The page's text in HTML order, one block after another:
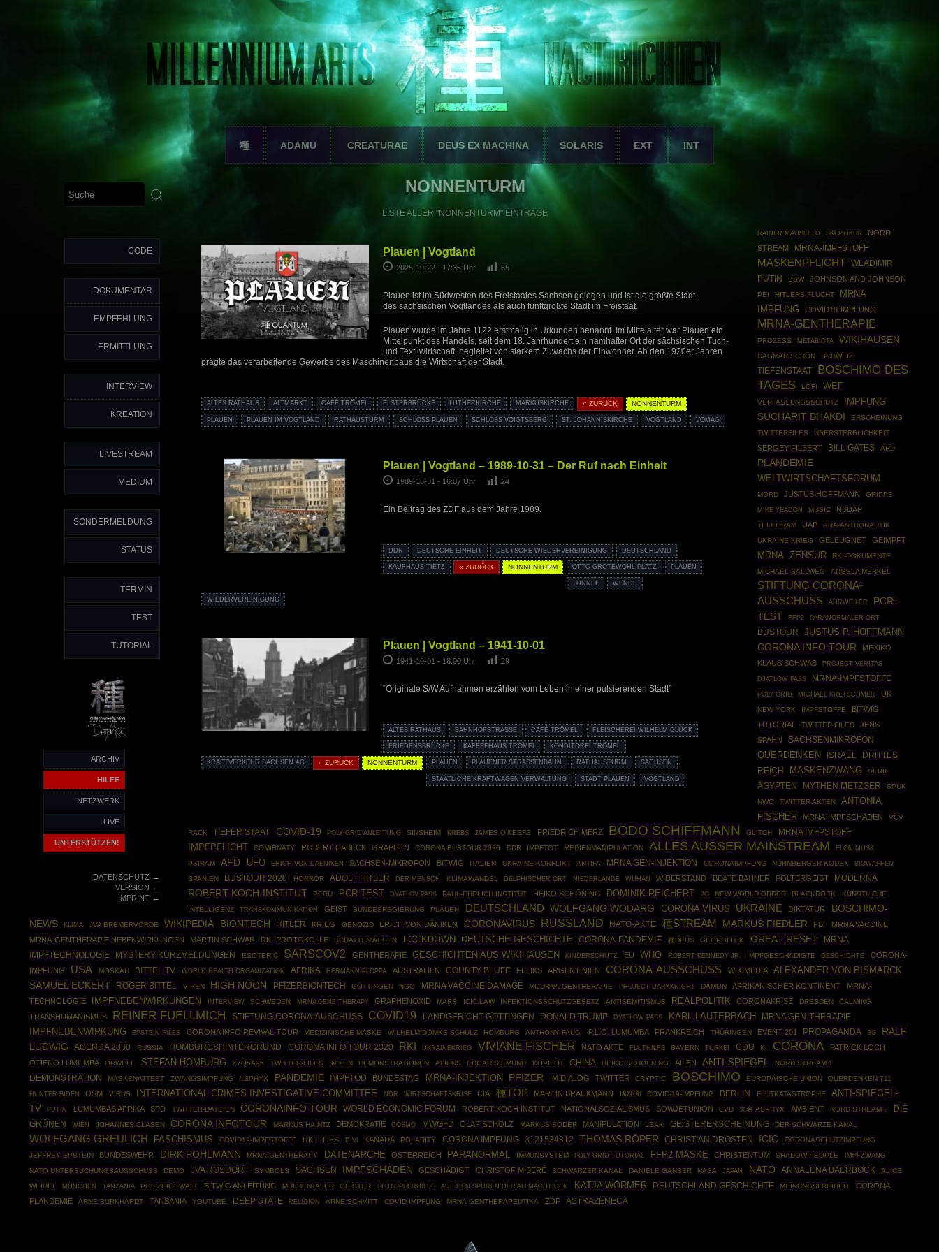
種 ADAMU CREATURAE DEUS EX MACHINA SOLARIS EXT INT
CODE
DOKUMENTAR
EMPFEHLUNG
ERMITTLUNG
INTERVIEW
KREATION
LIVESTREAM
MEDIUM
SONDERMELDUNG
STATUS
TERMIN
TEST
TUTORIAL
ARCHIV
HILFE
NETZWERK
LIVE
UNTERSTÜTZEN!
DATENSCHUTZ←
VERSION ←
IMPRINT←
NONNENTURM
LISTE ALLER "NONNENTURM" EINTRÄGE
Plauen | Vogtland
2025-10-22 - 17:35 Uhr 55
Plauen ist im Südwesten des Freistaates Sachsen gelegen und ist die größte Stadt
des sächsischen Vogtlandes als auch fünftgrößte Stadt im Freistaat.
Plauen wurde im Jahre 1122 erstmalig in Urkunden benannt. Im Mittelalter war Plauen ein
Mittelpunkt des Handels, seit dem 18. Jahrhundert ein namhafter Ort der sächsischen Tuch-
und Textilwirtschaft, begleitet von starkem Zuwachs der Einwohner. Ab den 1920er Jahren
prägte das verarbeitende Gewerbe des Maschinenbaus die Wirtschaft der Stadt.
ALTES RATHAUS ALTMARKT CAFÉ TRÖMEL ELSTERBRÜCKE LUTHERKIRCHE MARKUSKIRCHE « ZURÜCK NONNENTURM
PLAUEN PLAUEN IM VOGTLAND RATHAUSTURM SCHLOSS PLAUEN SCHLOSS VOIGTSBERG ST. JOHANNISKIRCHE VOGTLAND VOMAG
Plauen | Vogtland – 1989-10-31 – Der Ruf nach Einheit
1989-10-31 - 16:07 Uhr 24
Ein Beitrag des ZDF aus dem Jahre 1989.
DDR DEUTSCHE EINHEIT DEUTSCHE WIEDERVEREINIGUNG DEUTSCHLAND
KAUFHAUS TIETZ « ZURÜCK NONNENTURM OTTO-GROTEWOHL-PLATZ PLAUEN
TUNNEL WENDE
WIEDERVEREINIGUNG
Plauen | Vogtland – 1941-10-01
1941-10-01 - 18:00 Uhr 29
“Originale S/W Aufnahmen erzählen vom Leben in einer pulsierenden Stadt”
ALTES RATHAUS BAHNHOFSTRASSE CAFÉ TRÖMEL FLEISCHEREI WILHELM GLÜCK
FRIEDENSBRÜCKE KAFFEEHAUS TRÖMEL KONDITOREI TRÖMEL
KRAFTVERKEHR SACHSEN AG « ZURÜCK NONNENTURM PLAUEN PLAUENER STRASSENBAHN RATHAUSTURM SACHSEN
STAATLICHE KRAFTWAGEN VERWALTUNG STADT PLAUEN VOGTLAND
RAINER MAUSFELD SKEPTIKER
NORD
STREAM
MRNA-IMPFSTOFF
MASKENPFLICHT
WLADIMIR
PUTIN
BSW JOHNSON AND JOHNSON
PEI HITLERS FLUCHT
MRNA
IMPFUNG
COVID19-IMPFUNG
MRNA-GENTHERAPIE
PROZESS METABIOTA WIKIHAUSEN
DAGMAR SCHÖN SCHWEIZ
TIEFENSTAAT
BOSCHIMO DES
TAGES
LOFI WEF
VERFASSUNGSSCHUTZ IMPFUNG
SUCHARIT BHAKDI
ERSCHEINUNG
TWITTERFILES
ÜBERSTERBLICHKEIT
SERGEY FILBERT BILL GATES ARD
PLANDEMIE
WELTWIRTSCHAFTSFORUM
MORD JUSTUS HOFFMANN GRIPPE
MIKE YEADON MUSIC NSDAP
TELEGRAM UAP
PRÄ-ASTRONAUTIK
UKRAINE-KRIEG
GELEUGNET GEIMPFT
MRNA ZENSUR
RKI-DOKUMENTE
MICHAEL BALLWEG
ANGELA MERKEL
STIFTUNG CORONA-
AUSSCHUSS
AHRWEILER
PCR-
TEST
FFP2 PARANORMALER ORT
BUSTOUR JUSTUS P. HOFFMANN
CORONA INFO TOUR
MEXIKO
KLAUS SCHWAB
PROJECT VERITAS
DJATLOW PASS MRNA-IMPFSTOFFE
POLY GRID MICHAEL KRETSCHMER UK
NEW YORK IMPFSTOFFE
BITWIG
TUTORIAL
TWITTER FILES
JENS
SPAHN
SACHSENMIKROFON
QUERDENKEN
ISRAEL
DRITTES
REICH
MASKENZWANG SERIE
ÄGYPTEN MYTHEN METZGER
SPUK
NWO
TWITTER AKTEN
ANTONIA
FISCHER
MRNA-IMPFSCHADEN
VCV
RACK
TIEFER STAAT COVID-19 POLY GRID ANLEITUNG SINSHEIM KREBS JAMES O'KEEFE FRIEDRICH MERZ BODO SCHIFFMANN GLITCH MRNA IMFPSTOFF
IMPFPFLICHT COMIRNATY ROBERT HABECK GRAPHEN CORONA BUSTOUR 2020 DDR IMPFTOT MEDIENMANIPULATION ALLES AUSSER MAINSTREAM ELON MUSK
PSIRAM AFD UFO ERICH VON DAENIKEN SACHSEN-MIKROFON BITWIG ITALIEN UKRAINE-KONFLIKT ANTIFA MRNA GEN-INJEKTION CORONAIMPFUNG NÜRNBERGER KODEX
BIOWAFFEN
SPANIEN
BUSTOUR 2020 HORROR ADOLF HITLER DER MENSCH KLIMAWANDEL DELPHISCHER ORT NIEDERLANDE WUHAN WIDERSTAND BEATE BAHNER POLTERGEIST MODERNA
ROBERT KOCH-INSTITUT PERU PCR TEST DYATLOV PASS PAUL-EHRLICH INSTITUT HEIKO SCHÖNING DOMINIK REICHERT 2G NEW WORLD ORDER BLACKROCK
KÜNSTLICHE
INTELLIGENZ
TRANSKOMMUNIKATION GEIST BUNDESREGIERUNG PLAUEN DEUTSCHLAND WOLFGANG WODARG CORONA VIRUS UKRAINE DIKTATUR
BOSCHIMO-
NEWS
KLIMA JVA BREMERVÖRDE WIKIPEDIA BIONTECH HITLER KRIEG GENOZID ERICH VON DÄNIKEN CORONAVIRUS RUSSLAND NATO-AKTE 種STREAM MARKUS FIEDLER FBI
MRNA VACCINE
MRNA-GENTHERAPIE NEBENWIRKUNGEN
MARTIN SCHWAB RKI-PROTOKOLLE SCHATTENWESEN LOCKDOWN DEUTSCHE GESCHICHTE CORONA-PANDEMIE 種DEUS GEOPOLITIK GREAT RESET
MRNA
IMPFTECHNOLOGIE
MYSTERY KURZMELDUNGEN ESOTERIC SARSCOV2 GENTHERAPIE GESCHICHTEN AUS WIKIHAUSEN KINDERSCHUTZ EU WHO ROBERT KENNEDY JR. IMPFGESCHÄDIGTE GESCHICHTE
CORONA-
IMPFUNG
USA MOSKAU BITTEL TV WORLD HEALTH ORGANIZATION AFRIKA HERMANN PLOPPA AUSTRALIEN COUNTY BLUFF FELIKS ARGENTINIEN CORONA-AUSSCHUSS WIKIMEDIA ALEXANDER VON BISMARCK
SAMUEL ECKERT ROGER BITTEL VIREN HIGH NOON PFIZERBIONTECH GÖTTINGEN NGO MRNA VACCINE DAMAGE MODRNA-GENTHERAPIE PROJECT DARKKNIGHT DÄMON AFRIKANISCHER KONTINENT
MRNA-
TECHNOLOGIE
IMPFNEBENWIRKUNGEN INTERVIEW SCHWEDEN MRNA GENE THERAPY GRAPHENOXID MARS ICIC.LAW INFEKTIONSSCHUTZGESETZ ANTISEMITISMUS REALPOLITIK CORONAKRISE DRESDEN CALMING
TRANSHUMANISMUS REINER FUELLMICH STIFTUNG CORONA-AUSCHUSS COVID19 LANDGERICHT GÖTTINGEN DONALD TRUMP DYATLOW PASS KARL LAUTERBACH MRNA GEN-THERAPIE
IMPFNEBENWIRKUNG EPSTEIN FILES CORONA INFO REVIVAL TOUR MEDIZINISCHE MASKE WILHELM DOMKE-SCHULZ HOMBURG ANTHONY FAUCI P.L.O. LUMUMBA FRANKREICH THÜRINGEN EVENT 201 PROPAGANDA 3G
RALF
LUDWIG
AGENDA 2030 RUSSIA HOMBURGSHINTERGRUND CORONA INFO TOUR 2020 RKI UKRAINEKRIEG VIVIANE FISCHER NATO AKTE FLUTHILFE BAYERN TÜRKEI CDU KI CORONA
PATRICK LOCH
OTIENO LUMUMBA
ORWELL STEFAN HOMBURG X7Q5A96 TWITTER-FILES INDIEN DEMONSTRATIONEN ALIENS EDGAR SIEMUND KOPILOT CHINA HEIKO SCHOENING ALIEN ANTI-SPIEGEL NORD STREAM 1
DEMONSTRATION MASKENATTEST ZWANGSIMPFUNG ASPHYX PANDEMIE IMPFTOD BUNDESTAG MRNA-INJEKTION PFIZER IM DIALOG TWITTER CRYPTIC BOSCHIMO EUROPÄISCHE UNION QUERDENKEN 711
HUNTER BIDEN OSM VIRUS INTERNATIONAL CRIMES INVESTIGATIVE COMMITTEE NDR WIRTSCHAFTSKRISE CIA 種TOP MARTIN BRAUKMANN B0108 COVID-19-IMPFUNG BERLIN FLUTKATASTROPHE
ANTI-SPIEGEL-
TV
PUTIN LUMUMBAS AFRIKA SPD TWITTER-DATEIEN CORONAINFO TOUR WORLD ECONOMIC FORUM ROBERT-KOCH INSTITUT NATIONALSOZIALISMUS SOWJETUNION EVD 大名 ASPHYX AMBIENT NORD STREAM 2
DIE
GRÜNEN
WIEN JOHANNES CLASEN CORONA INFOTOUR MARKUS HAINTZ DEMOKRATIE COSMO MWGFD OLAF SCHOLZ MARKUS SÖDER MANIPULATION LEAK GEISTERERSCHEINUNG DER SCHWARZE KANAL
WOLFGANG GREULICH FASCHISMUS COVID19-IMPFSTOFFE RKI-FILES DIVI KANADA POLARITY CORONA IMPFUNG 3121534312 THOMAS RÖPER CHRISTIAN DROSTEN ICIC
CORONASCHUTZIMPFUNG
JEFFREY EPSTEIN
BUNDESWEHR DIRK POHLMANN MRNA-GENTHERAPY DATENARCHE ÖSTERREICH PARANORMAL IMMUNSYSTEM POLY GRID TUTORIAL FFP2 MASKE CHRISTENTUM SHADOW PEOPLE
IMPFZWANG
NATO UNTERSUCHUNGSAUSSCHUSS
DEMO JVA ROSDORF SYMBOLS SACHSEN IMPFSCHADEN GESCHÄDIGT CHRISTOF MISERÉ SCHWARZER KANAL DANIELE GANSER NASA JAPAN NATO ANNALENA BAERBOCK
ALICE
WEIDEL
MÜNCHEN TANZANIA POLIZEIGEWALT BITWIG ANLEITUNG MULDENTALER GEISTER FLUTOPFERHILFE AUF DEN SPUREN DER ALLMÄCHTIGEN KATJA WÖRMER DEUTSCHLAND GESCHICHTE MEINUNGSFREIHEIT
CORONA-
PLANDEMIE
ARNE BURKHARDT TANSANIA YOUTUBE DEEP STATE RELIGION ARNE SCHMITT COVID-IMPFUNG MRNA-GENTHERAPEUTIKA ZDF ASTRAZENECA